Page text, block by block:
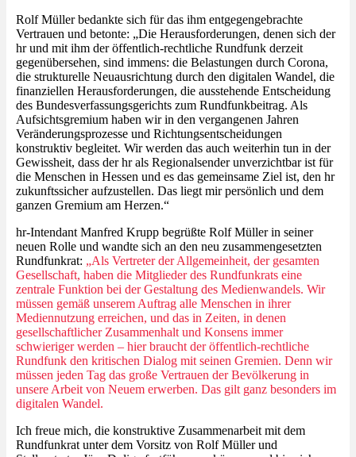
Rolf Müller bedankte sich für das ihm entgegengebrachte
Vertrauen und betonte: „Die Herausforderungen, denen sich der
hr und mit ihm der öffentlich-rechtliche Rundfunk derzeit
gegenübersehen, sind immens: die Belastungen durch Corona,
die strukturelle Neuausrichtung durch den digitalen Wandel, die
finanziellen Herausforderungen, die ausstehende Entscheidung
des Bundesverfassungsgerichts zum Rundfunkbeitrag. Als
Aufsichtsgremium haben wir in den vergangenen Jahren
Veränderungsprozesse und Richtungsentscheidungen
konstruktiv begleitet. Wir werden das auch weiterhin tun in der
Gewissheit, dass der hr als Regionalsender unverzichtbar ist für
die Menschen in Hessen und es das gemeinsame Ziel ist, den hr
zukunftssicher aufzustellen. Das liegt mir persönlich und dem
ganzen Gremium am Herzen.“
hr-Intendant Manfred Krupp begrüßte Rolf Müller in seiner
neuen Rolle und wandte sich an den neu zusammengesetzten
Rundfunkrat: „Als Vertreter der Allgemeinheit, der gesamten
Gesellschaft, haben die Mitglieder des Rundfunkrats eine
zentrale Funktion bei der Gestaltung des Medienwandels. Wir
müssen gemäß unserem Auftrag alle Menschen in ihrer
Mediennutzung erreichen, und das in Zeiten, in denen
gesellschaftlicher Zusammenhalt und Konsens immer
schwieriger werden – hier braucht der öffentlich-rechtliche
Rundfunk den kritischen Dialog mit seinen Gremien. Denn wir
müssen jeden Tag das große Vertrauen der Bevölkerung in
unsere Arbeit von Neuem erwerben. Das gilt ganz besonders im
digitalen Wandel.
Ich freue mich, die konstruktive Zusammenarbeit mit dem
Rundfunkrat unter dem Vorsitz von Rolf Müller und